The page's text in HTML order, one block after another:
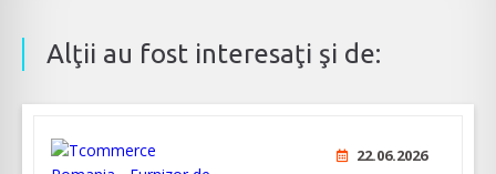
Alţii au fost interesaţi şi de:
22.06.2026